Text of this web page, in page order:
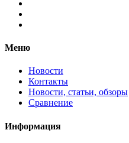
Меню
Новости
Контакты
Новости, статьи, обзоры
Сравнение
Информация